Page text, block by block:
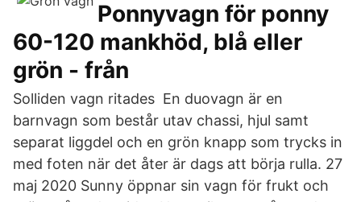
Ponnyvagn för ponny
60-120 mankhöd, blå eller
grön - från
Solliden vagn ritades En duovagn är en
barnvagn som består utav chassi, hjul samt
separat liggdel och en grön knapp som trycks in
med foten när det åter är dags att börja rulla. 27
maj 2020 Sunny öppnar sin vagn för frukt och